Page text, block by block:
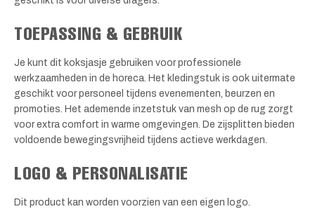
TOEPASSING & GEBRUIK
Je kunt dit koksjasje gebruiken voor professionele
werkzaamheden in de horeca. Het kledingstuk is ook uitermate
geschikt voor personeel tijdens evenementen, beurzen en
promoties. Het ademende inzetstuk van mesh op de rug zorgt
voor extra comfort in warme omgevingen. De zijsplitten bieden
voldoende bewegingsvrijheid tijdens actieve werkdagen.
LOGO & PERSONALISATIE
Dit product kan worden voorzien van een eigen logo.